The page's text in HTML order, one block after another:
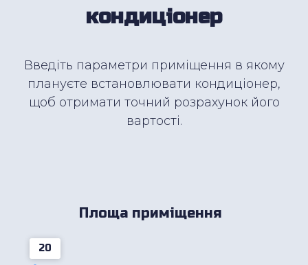
кондиціонер
Введіть параметри приміщення в якому
плануєте встановлювати кондиціонер,
щоб отримати точний розрахунок його
вартості.
Площа приміщення
20